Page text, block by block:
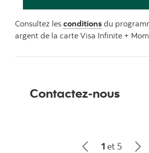
Consultez les conditions du
argent de la carte Visa Infinite +
Contactez-nous
1 et 5